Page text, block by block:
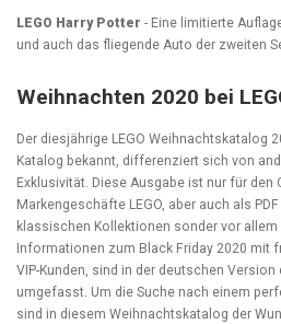
LEGO Harry Potter - Eine limitierte
und auch das fliegende Auto der zweiten
Weihnachten 2020 bei
Der diesjährige LEGO Weihnachtskatalog
Katalog bekannt, differenziert sich von
Exklusivität. Diese Ausgabe ist nur für den
Markengeschäfte LEGO, aber auch als
klassischen Kollektionen sonder vor
Informationen zum Black Friday 2020 mit
VIP-Kunden, sind in der deutschen
umgefasst. Um die Suche nach einem
sind in diesem Weihnachtskatalog der